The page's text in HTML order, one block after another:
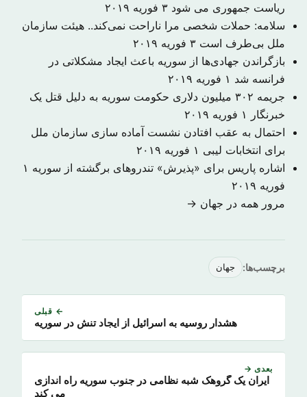
ریاست جمهوری می شود ۳ فوریه ۲۰۱۹
سلامه: حملات شخصی مرا ناراحت نمی‌کند.. هیئت سازمان
ملل بی‌طرف است ۳ فوریه ۲۰۱۹
بازگراندن جهادی‌ها از سوریه باعث ایجاد مشکلاتی در
فرانسه شد ۱ فوریه ۲۰۱۹
جریمه ۳۰۲ میلیون دلاری حکومت سوریه به دلیل قتل یک
خبرنگار
۱ فوریه ۲۰۱۹
احتمال به عقب افتادن نشست آماده سازی سازمان ملل
برای انتخابات لیبی ۱ فوریه ۲۰۱۹
اشاره پاریس برای «پذیرش» تندروهای برگشته از سوریه ۱
فوریه ۲۰۱۹
مرور همه در جهان →
برچسب‌ها: جهان
← قبلی
هشدار روسیه به اسرائیل از ایجاد تنش در سوریه
بعدی →
ایران یک گروهک شبه نظامی در جنوب سوریه راه اندازی
می کند